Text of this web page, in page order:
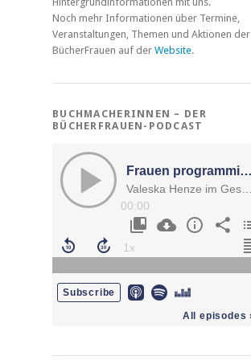
Noch mehr Informationen über Termine,
Veranstaltungen, Themen und Aktionen der
BücherFrauen auf der Website.
BUCHMACHERINNEN – DER
BÜCHERFRAUEN-PODCAST